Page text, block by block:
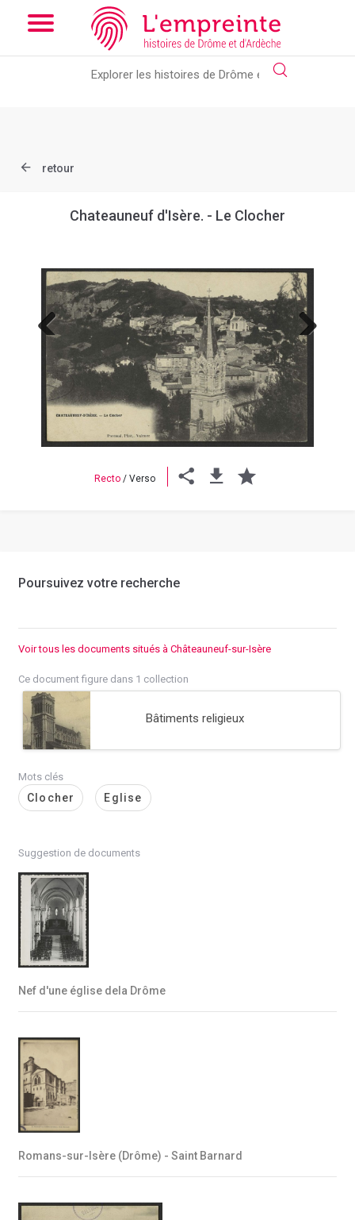
Array ( [slug] => document [ref] => B263626101_CP342 )
the new slick-theme.css if you want the default styling
retour
Chateauneuf d'Isère. - Le Clocher
Previous Next
Recto / Verso
Poursuivez votre recherche
Voir tous les documents situés à Châteauneuf-sur-Isère
Ce document figure dans 1 collection
Bâtiments religieux
Mots clés
Clocher Eglise
Suggestion de documents
Nef d'une église dela Drôme
Romans-sur-Isère (Drôme) - Saint Barnard